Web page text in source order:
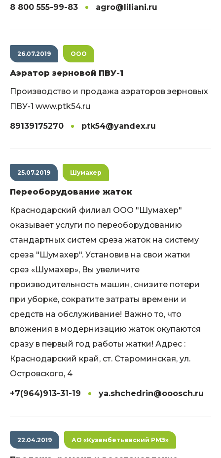
8 800 555-99-83 agro@liliani.ru
26.07.2019 ООО
Аэратор зерновой ПВУ-1
Производство и продажа аэраторов зерновых
ПВУ-1 www.ptk54.ru
89139175270 ptk54@yandex.ru
25.07.2019 Шумахер
Переоборудование жаток
Краснодарский филиал ООО "Шумахер"
оказывает услуги по переоборудованию
стандартных систем среза жаток на систему
среза "Шумахер". Установив на свои жатки
срез «Шумахер», Вы увеличите
производительность машин, снизите потери
при уборке, сократите затраты времени и
средств на обслуживание! Важно то, что
вложения в модернизацию жаток окупаются
сразу в первый год работы жатки! Адрес :
Краснодарский край, ст. Староминская, ул.
Островского, 4
+7(964)913-31-19 ya.shchedrin@ooosch.ru
22.04.2019 АО «Кузембетьевский РМЗ»